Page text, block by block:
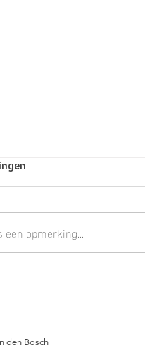
een opmerking...
den Bosch